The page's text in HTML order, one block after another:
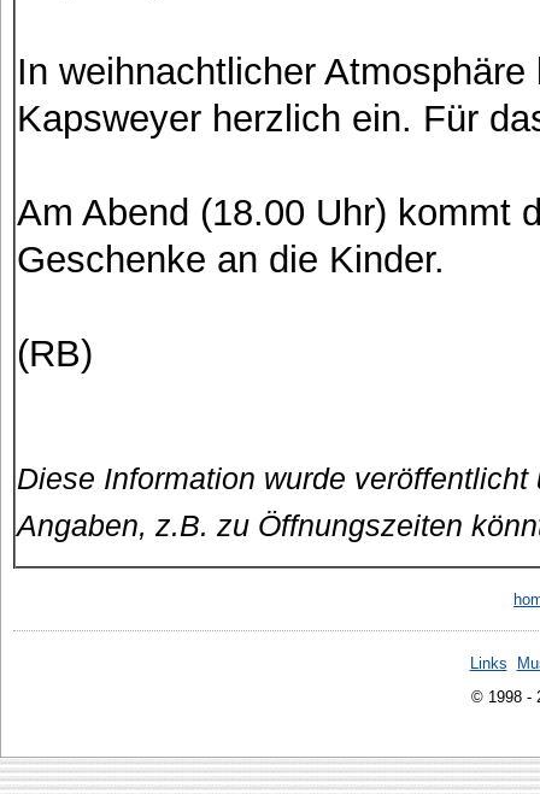
In weihnachtlicher
Kapsweyer herzlich ein. Für
Am Abend (18.00 Uhr) kommt
Geschenke an die Kinder.
(RB)
Diese Information wurde
Angaben, z.B. zu Öffnungszeiten
Links
© 1998 -